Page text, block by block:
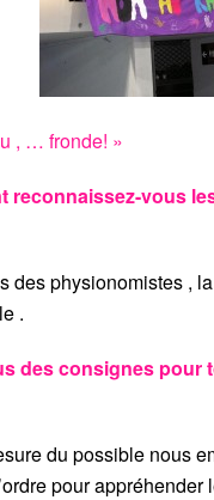
, … fronde! »
reconnaissez-vous
des physionomistes ,
.
des consignes pour
du possible nous
pour appréhender